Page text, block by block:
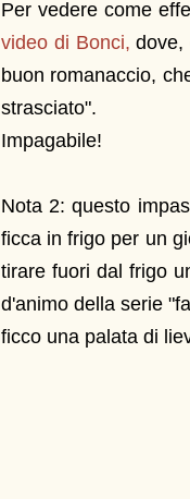
Per vedere come
video di Bonci, dove,
buon romanaccio,
strasciato".
Impagabile!
Nota 2: questo
ficca in frigo per un
tirare fuori dal frigo
d'animo della serie
ficco una palata di